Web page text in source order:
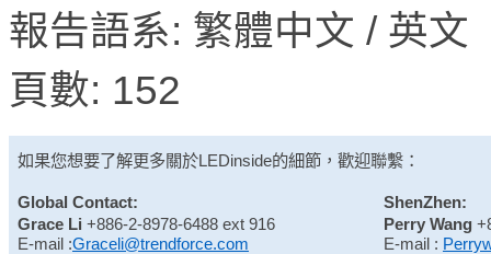
報告語系: 繁體中文 / 英文
頁數: 152
如果您想要了解更多關於LEDinside的細節，歡迎聯繫：
Global Contact:
ShenZhen:
Grace Li +886-2-8978-6488 ext 916
E-mail :Graceli@trendforce.com
Perry Wang
E-mail :